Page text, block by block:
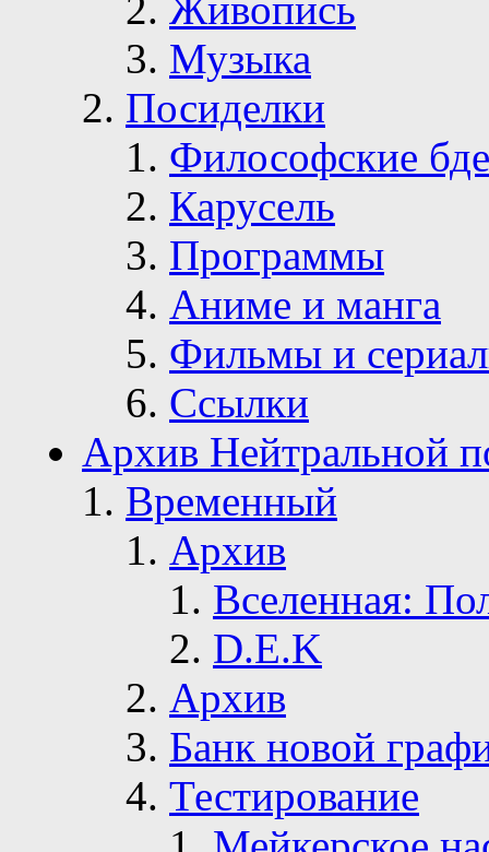
Музыка
Посиделки
Философские
Карусель
Программы
Аниме и манга
Фильмы и
Ссылки
Архив Нейтральной
Временный
Архив
Вселенная:
D.E.K
Архив
Банк новой
Тестирование